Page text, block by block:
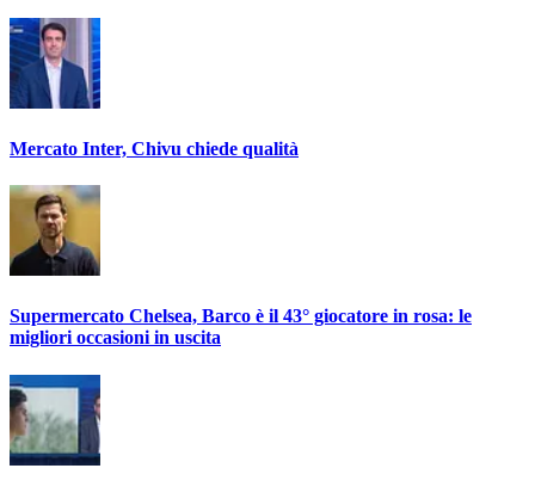
Mercato Inter, Chivu chiede qualità
Supermercato Chelsea, Barco è il 43° giocatore in rosa: le
migliori occasioni in uscita